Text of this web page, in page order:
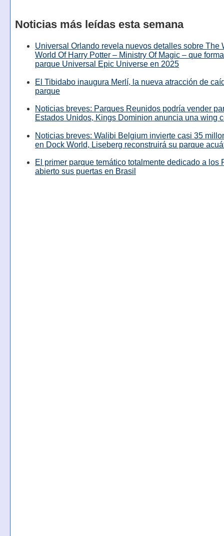
Noticias más leídas esta semana
Universal Orlando revela nuevos detalles sobre The
World Of Harry Potter – Ministry Of Magic – que
parque Universal Epic Universe en 2025
El Tibidabo inaugura Merlí, la nueva atracción de
parque
Noticias breves: Parques Reunidos podría vender
Estados Unidos, Kings Dominion anuncia una wing
Noticias breves: Walibi Belgium invierte casi 35
en Dock World, Liseberg reconstruirá su parque
El primer parque temático totalmente dedicado a los
abierto sus puertas en Brasil